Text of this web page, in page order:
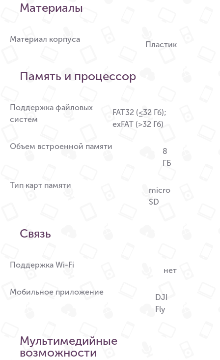
Материалы
Материал корпуса
Пластик
Память и процессор
Поддержка файловых
систем
FAT32 (≤32 Гб);
exFAT (>32 Гб)
Объем встроенной памяти
8
ГБ
Тип карт памяти
micro
SD
Связь
Поддержка Wi-Fi
нет
Мобильное приложение
DJI
Fly
Мультимедийные
возможности